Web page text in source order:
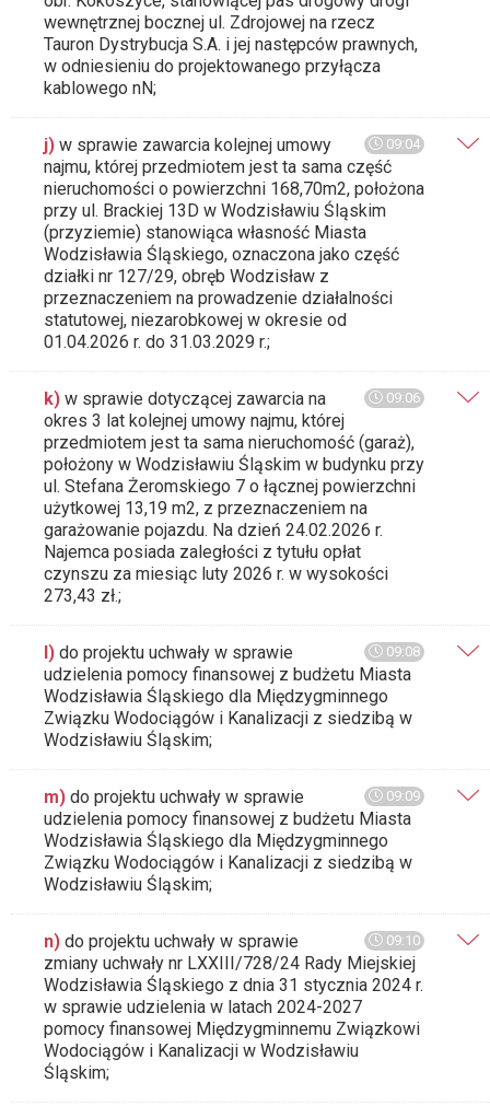
wewnętrznej bocznej ul. Zdrojowej na rzecz
Tauron Dystrybucja S.A. i jej następców prawnych,
w odniesieniu do projektowanego przyłącza
kablowego nN;
09:04
j) w sprawie zawarcia kolejnej umowy
najmu, której przedmiotem jest ta sama część
nieruchomości o powierzchni 168,70m2, położona
przy ul. Brackiej 13D w Wodzisławiu Śląskim
(przyziemie) stanowiąca własność Miasta
Wodzisławia Śląskiego, oznaczona jako część
działki nr 127/29, obręb Wodzisław z
przeznaczeniem na prowadzenie działalności
statutowej, niezarobkowej w okresie od
01.04.2026 r. do 31.03.2029 r.;
09:06
k) w sprawie dotyczącej zawarcia na
okres 3 lat kolejnej umowy najmu, której
przedmiotem jest ta sama nieruchomość (garaż),
położony w Wodzisławiu Śląskim w budynku przy
ul. Stefana Żeromskiego 7 o łącznej powierzchni
użytkowej 13,19 m2, z przeznaczeniem na
garażowanie pojazdu. Na dzień 24.02.2026 r.
Najemca posiada zaległości z tytułu opłat
czynszu za miesiąc luty 2026 r. w wysokości
273,43 zł.;
09:08
l) do projektu uchwały w sprawie
udzielenia pomocy finansowej z budżetu Miasta
Wodzisławia Śląskiego dla Międzygminnego
Związku Wodociągów i Kanalizacji z siedzibą w
Wodzisławiu Śląskim;
09:09
m) do projektu uchwały w sprawie
udzielenia pomocy finansowej z budżetu Miasta
Wodzisławia Śląskiego dla Międzygminnego
Związku Wodociągów i Kanalizacji z siedzibą w
Wodzisławiu Śląskim;
09:10
n) do projektu uchwały w sprawie
zmiany uchwały nr LXXIII/728/24 Rady Miejskiej
Wodzisławia Śląskiego z dnia 31 stycznia 2024 r.
w sprawie udzielenia w latach 2024-2027
pomocy finansowej Międzygminnemu Związkowi
Wodociągów i Kanalizacji w Wodzisławiu
Śląskim;